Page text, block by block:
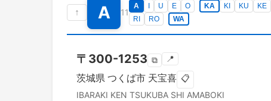
↑ A 11
A U E O KA KI KU KE
RI
RO WA
〒 300-1253 ⧉ 📍
茨城県 つくば市 天宝喜 📋
IBARAKI KEN TSUKUBA SHI AMABOKI